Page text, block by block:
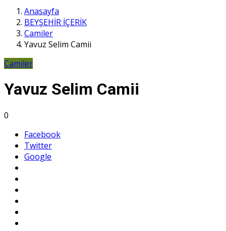
Anasayfa
BEYŞEHİR İÇERİK
Camiler
Yavuz Selim Camii
Camiler
Yavuz Selim Camii
0
Facebook
Twitter
Google